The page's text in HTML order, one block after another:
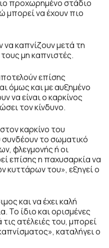
προχωρημένο στάδιο
μπορεί να έχουν πιο
να καπνίζουν μετά τη
μη καπνιστές.
επίσης
όμως και με αυξημένο
να είναι ο καρκίνος
τον κίνδυνο.
καρκίνο του
το σωματικό
φλεγμονής ή οι
επίσης η παχυσαρκία να
κυττάρων του», εξηγεί ο
και να έχει καλή
Το ίδιο και ορισμένες
ατέλειές του, μπορεί
καταλήγει ο